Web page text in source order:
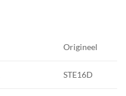
Origineel
STE16D